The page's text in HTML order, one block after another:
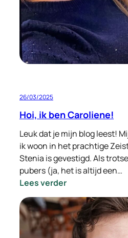
Hatay
Turkije
26/03/2025
Hoi, ik ben Caroliene!
Leuk dat je mijn blog leest!
ik woon in het prachtige
Stenia is gevestigd. Als
pubers (ja, het is altijd een…
Lees verder:
Hoi,
ik
ben
Caroliene!